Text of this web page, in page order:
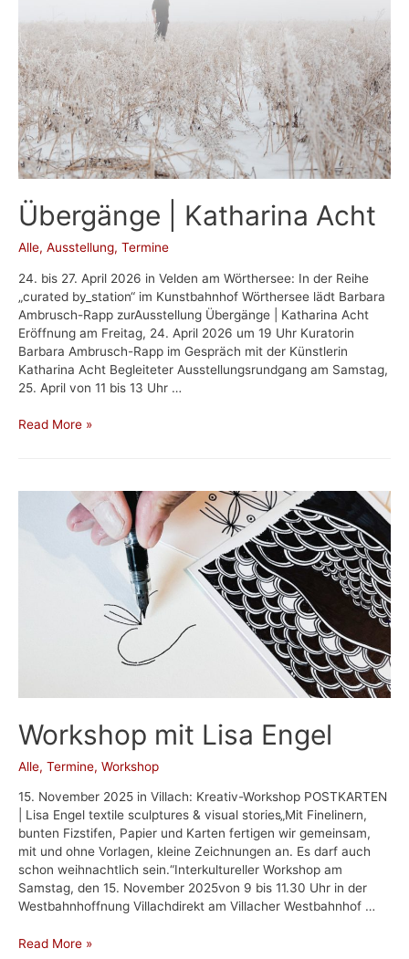
Übergänge | Katharina Acht
Alle, Ausstellung, Termine
24. bis 27. April 2026 in Velden am Wörthersee: In der Reihe
„curated by_station“ im Kunstbahnhof Wörthersee lädt Barbara
Ambrusch-Rapp zurAusstellung Übergänge | Katharina Acht
Eröffnung am Freitag, 24. April 2026 um 19 Uhr Kuratorin
Barbara Ambrusch-Rapp im Gespräch mit der Künstlerin
Katharina Acht Begleiteter Ausstellungsrundgang am Samstag,
25. April von 11 bis 13 Uhr …
Übergänge
Read More »
Workshop mit Lisa Engel
Alle, Termine, Workshop
15. November 2025 in Villach: Kreativ-Workshop POSTKARTEN
| Lisa Engel textile sculptures & visual stories„Mit Finelinern,
bunten Fizstifen, Papier und Karten fertigen wir gemeinsam,
mit und ohne Vorlagen, kleine Zeichnungen an. Es darf auch
schon weihnachtlich sein.“Interkultureller Workshop am
Samstag, den 15. November 2025von 9 bis 11.30 Uhr in der
Westbahnhoffnung Villachdirekt am Villacher Westbahnhof …
Workshop
Read More »